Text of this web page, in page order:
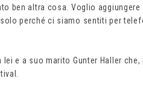
ben altra cosa. Voglio
perché ci siamo sentiti per
lei e a suo marito Gunter Haller